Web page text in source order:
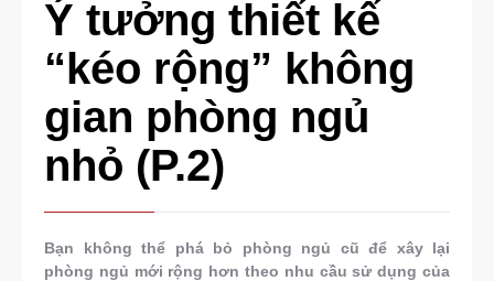
Ý tưởng thiết kế
“kéo rộng” không
gian phòng ngủ
nhỏ (P.2)
Bạn không thể phá bỏ phòng ngủ cũ để xây lại
phòng ngủ mới rộng hơn theo nhu cầu sử dụng của